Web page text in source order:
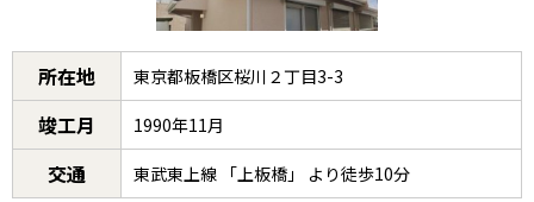
所在地 東京都板橋区桜川２丁目3-3
竣工月 1990年11月
交通 東武東上線 「上板橋」 より徒歩10分